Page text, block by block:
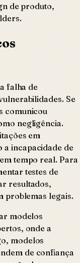
de produto,
falha de
Se
comunicou
negligência.
em
incapacidade de
tempo real. Para
testes de
resultados,
problemas legais.
modelos
onde a
modelos
de confiança